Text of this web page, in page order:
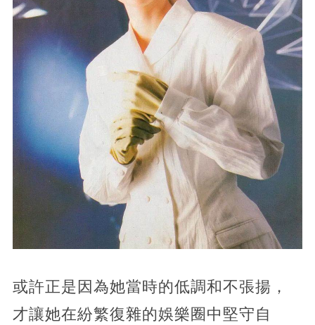
或許正是因為她當時的低調和不張揚，
才讓她在紛繁復雜的娛樂圈中堅守自